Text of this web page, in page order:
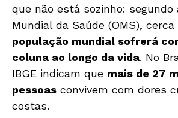
que não está sozinho: segundo
Mundial da Saúde (OMS), cerca
população mundial sofrerá
coluna ao longo da vida. No
IBGE indicam que mais de 27
pessoas convivem com dores
costas.